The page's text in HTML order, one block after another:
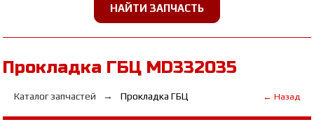
Прокладка ГБЦ MD332035
Каталог запчастей Прокладка ГБЦ ← Назад